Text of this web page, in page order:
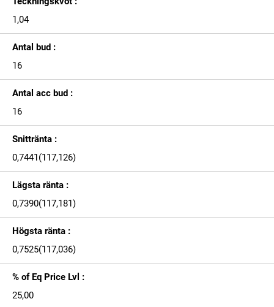
1,04
Antal bud :
16
Antal acc bud :
16
Snittränta :
0,7441(117,126)
Lägsta ränta :
0,7390(117,181)
Högsta ränta :
0,7525(117,036)
% of Eq Price Lvl :
25,00